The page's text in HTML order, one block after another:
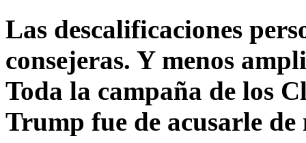
Las descalificaciones
consejeras. Y menos
Toda la campaña de los
Trump fue de acusarle